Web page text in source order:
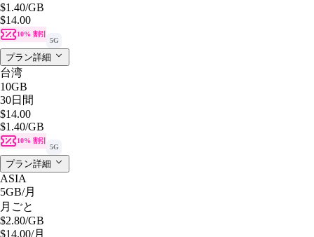
$1.40/GB
$14.00
10% 割引
5G
プラン詳細
台湾
10GB
30日間
$14.00
$1.40/GB
10% 割引
5G
プラン詳細
ASIA
5GB/月
月ごと
$2.80/GB
$14.00/月